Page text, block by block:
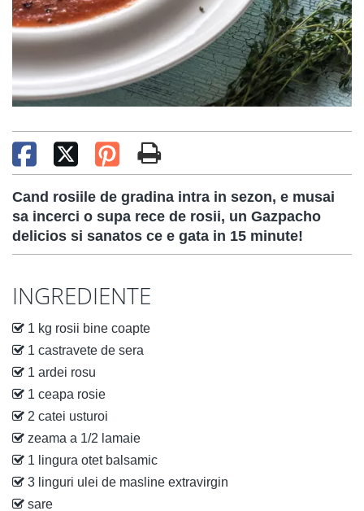
Cand rosiile de gradina intra in sezon, e musai
sa incerci o supa rece de rosii, un Gazpacho
delicios si sanatos ce e gata in 15 minute!
INGREDIENTE
1 kg rosii bine coapte
1 castravete de sera
1 ardei rosu
1 ceapa rosie
2 catei usturoi
zeama a 1/2 lamaie
1 lingura otet balsamic
3 linguri ulei de masline extravirgin
sare